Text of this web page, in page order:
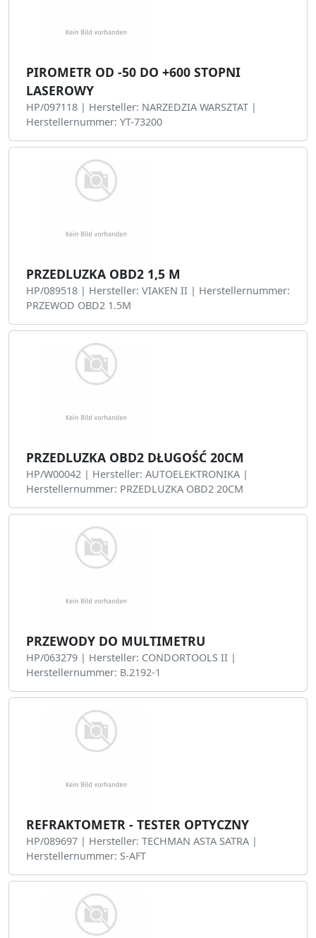
PIROMETR OD -50 DO +600 STOPNI
LASEROWY
HP/097118 | Hersteller: NARZEDZIA WARSZTAT |
Herstellernummer: YT-73200
PRZEDLUZKA OBD2 1,5 M
HP/089518 | Hersteller: VIAKEN II | Herstellernummer:
PRZEWOD OBD2 1.5M
PRZEDLUZKA OBD2 DŁUGOŚĆ 20CM
HP/W00042 | Hersteller: AUTOELEKTRONIKA |
Herstellernummer: PRZEDLUZKA OBD2 20CM
PRZEWODY DO MULTIMETRU
HP/063279 | Hersteller: CONDORTOOLS II |
Herstellernummer: B.2192-1
REFRAKTOMETR - TESTER OPTYCZNY
HP/089697 | Hersteller: TECHMAN ASTA SATRA |
Herstellernummer: S-AFT